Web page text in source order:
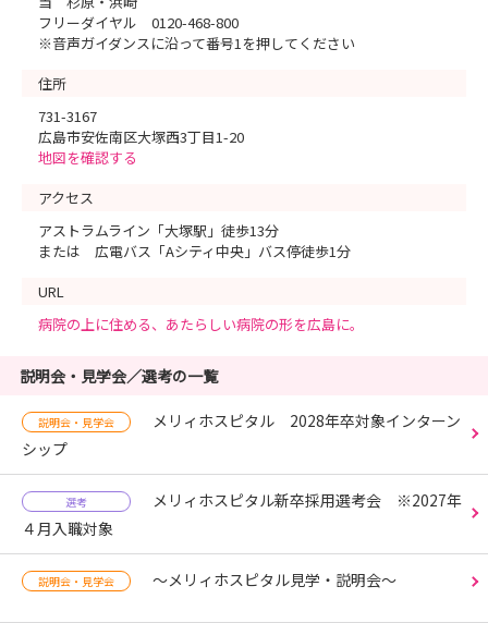
フリーダイヤル 0120-468-800
※音声ガイダンスに沿って番号1を押してください
住所
731-3167
広島市安佐南区大塚西3丁目1-20
地図を確認する
アクセス
アストラムライン「大塚駅」徒歩13分
または 広電バス「Aシティ中央」バス停徒歩1分
URL
病院の上に住める、あたらしい病院の形を広島に。
説明会・見学会／選考の一覧
説明会・見学会
メリィホスピタル 2028年卒対象インターン
シップ
選考
メリィホスピタル新卒採用選考会 ※2027年
４月入職対象
説明会・見学会 ～メリィホスピタル見学・説明会～